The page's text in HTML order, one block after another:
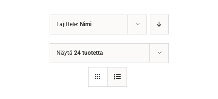
Lajittele: Nimi
Näytä 24 tuotetta